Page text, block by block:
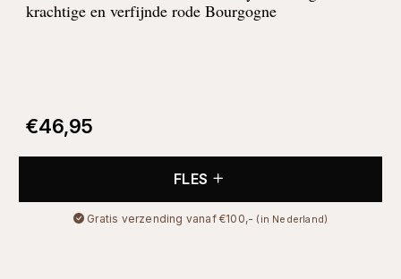
krachtige en verfijnde rode Bourgogne
€46,95
FLES
Gratis verzending vanaf €100,- (in Nederland)